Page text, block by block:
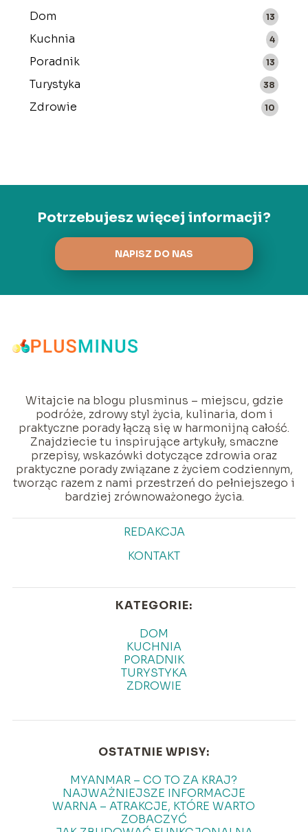
Dom 13
Kuchnia 4
Poradnik 13
Turystyka 38
Zdrowie 10
Potrzebujesz więcej informacji?
NAPISZ DO NAS
Witajcie na blogu plusminus – miejscu, gdzie
podróże, zdrowy styl życia, kulinaria, dom i
praktyczne porady łączą się w harmonijną całość.
Znajdziecie tu inspirujące artykuły, smaczne
przepisy, wskazówki dotyczące zdrowia oraz
praktyczne porady związane z życiem codziennym,
tworząc razem z nami przestrzeń do pełniejszego i
bardziej zrównoważonego życia.
REDAKCJA
KONTAKT
KATEGORIE:
DOM
KUCHNIA
PORADNIK
TURYSTYKA
ZDROWIE
OSTATNIE WPISY:
MYANMAR – CO TO ZA KRAJ?
NAJWAŻNIEJSZE INFORMACJE
WARNA – ATRAKCJE, KTÓRE WARTO
ZOBACZYĆ